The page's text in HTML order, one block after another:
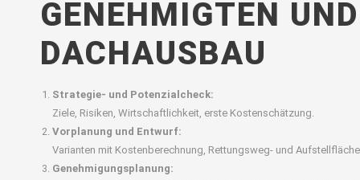
GENEHMIGTEN
DACHAUSBAU
Strategie- und Potenzialcheck:
Ziele, Risiken, Wirtschaftlichkeit, erste Kostenschätzung.
Vorplanung und Entwurf:
Varianten mit Kostenberechnung, Rettungsweg- und
Genehmigungsplanung: